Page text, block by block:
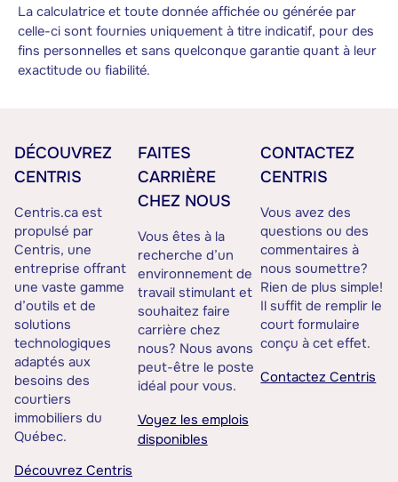
La calculatrice et toute donnée affichée ou générée par
celle-ci sont fournies uniquement à titre indicatif, pour des
fins personnelles et sans quelconque garantie quant à leur
exactitude ou fiabilité.
DÉCOUVREZ
CENTRIS
Centris.ca est
propulsé par
Centris, une
entreprise offrant
une vaste gamme
d’outils et de
solutions
technologiques
adaptés aux
besoins des
courtiers
immobiliers du
Québec.
Découvrez Centris
FAITES
CARRIÈRE
CHEZ NOUS
Vous êtes à la
recherche d’un
environnement de
travail stimulant et
souhaitez faire
carrière chez
nous? Nous avons
peut-être le poste
idéal pour vous.
Voyez les emplois
disponibles
CONTACTEZ
CENTRIS
Vous avez des
questions ou des
commentaires à
nous soumettre?
Rien de plus simple!
Il suffit de remplir le
court formulaire
conçu à cet effet.
Contactez Centris